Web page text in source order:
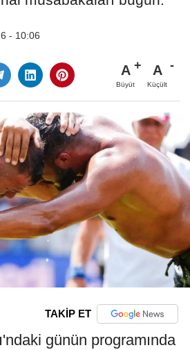
- 10:06
A
Büyüt
A
Küçült
TAKİP ET
günün programında